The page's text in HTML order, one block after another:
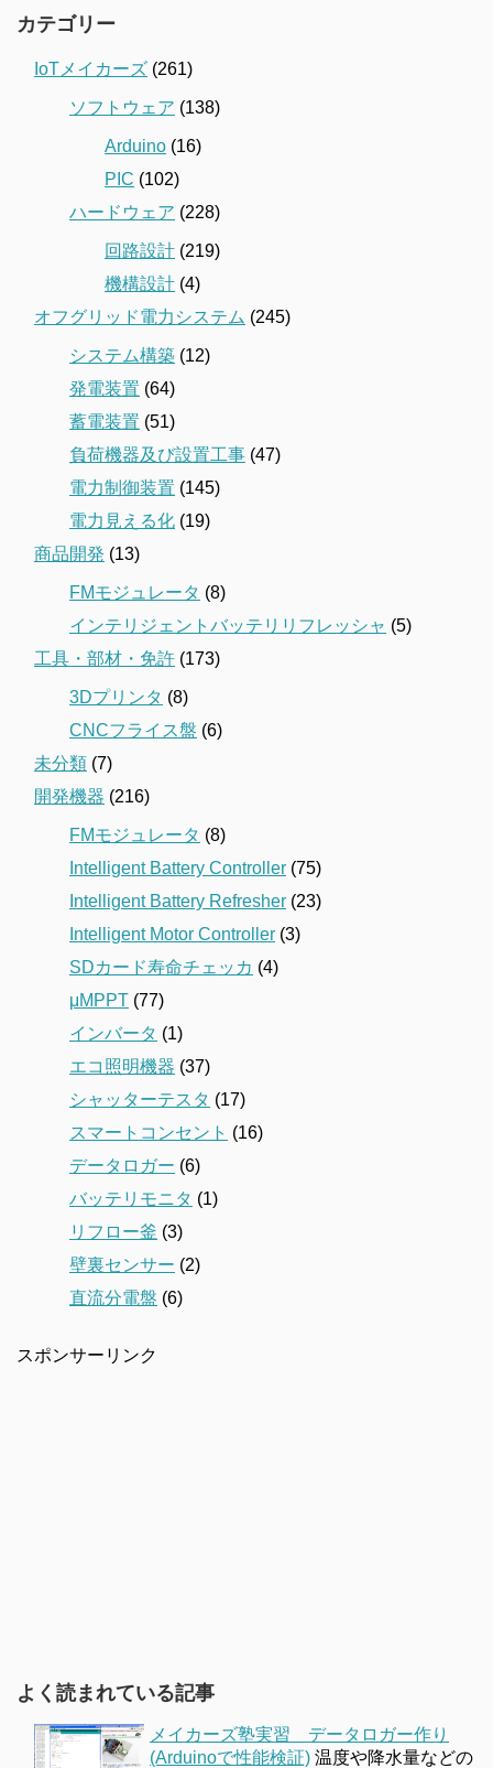
カテゴリー
IoTメイカーズ (261)
ソフトウェア (138)
Arduino (16)
PIC (102)
ハードウェア (228)
回路設計 (219)
機構設計 (4)
オフグリッド電力システム (245)
システム構築 (12)
発電装置 (64)
蓄電装置 (51)
負荷機器及び設置工事 (47)
電力制御装置 (145)
電力見える化 (19)
商品開発 (13)
FMモジュレータ (8)
インテリジェントバッテリリフレッシャ (5)
工具・部材・免許 (173)
3Dプリンタ (8)
CNCフライス盤 (6)
未分類 (7)
開発機器 (216)
FMモジュレータ (8)
Intelligent Battery Controller (75)
Intelligent Battery Refresher (23)
Intelligent Motor Controller (3)
SDカード寿命チェッカ (4)
μMPPT (77)
インバータ (1)
エコ照明機器 (37)
シャッターテスタ (17)
スマートコンセント (16)
データロガー (6)
バッテリモニタ (1)
リフロー釜 (3)
壁裏センサー (2)
直流分電盤 (6)
スポンサーリンク
よく読まれている記事
メイカーズ塾実習 データロガー作り
(Arduinoで性能検証) 温度や降水量などの